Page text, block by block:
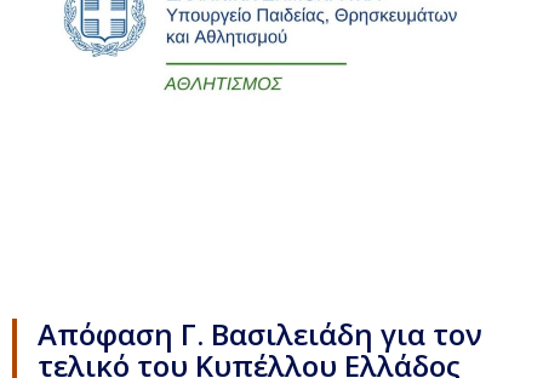
Απόφαση Γ. Βασιλειάδη για τον
τελικό του Κυπέλλου Ελλάδος